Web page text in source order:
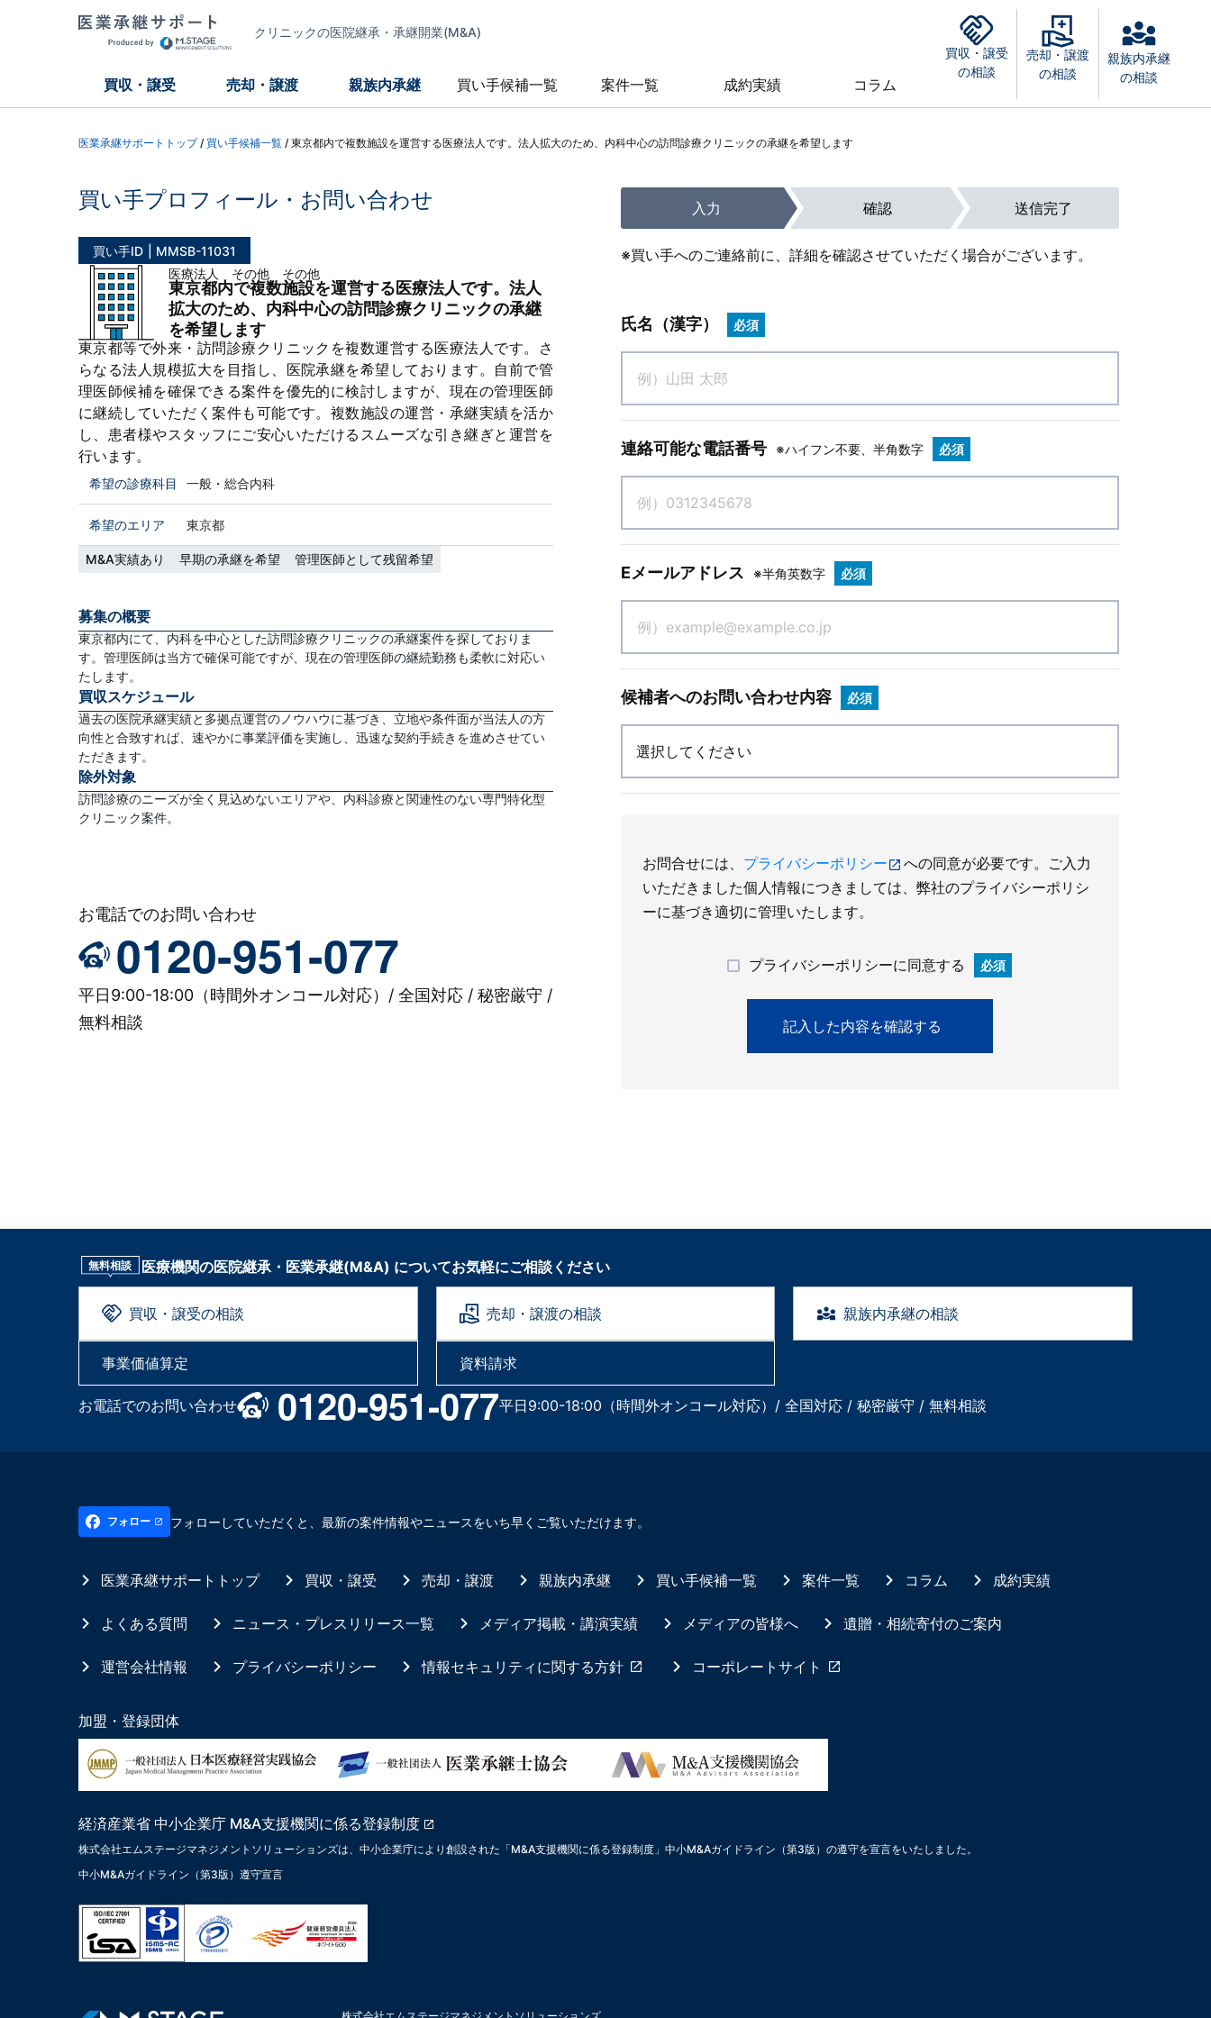
クリニックの医院継承・承継開業(M&A)
買収・譲受 売却・譲渡 親族内承継 買い手候補一覧 案件一覧 成約実績 コラム
買収・譲受
の相談
売却・譲渡
の相談
親族内承継
の相談
医業承継サポートトップ/ 買い手候補一覧 / 東京都内で複数施設を運営する医療法人です。法人拡大のため、内科中心の訪問診療クリニックの承継を希望します
買い手プロフィール・お問い合わせ
買い手ID
MMSB-11031
医療法人 その他 その他
東京都内で複数施設を運営する医療法人です。法人
拡大のため、内科中心の訪問診療クリニックの承継
を希望します
東京都等で外来・訪問診療クリニックを複数運営する医療法人です。さ
らなる法人規模拡大を目指し、医院承継を希望しております。自前で管
理医師候補を確保できる案件を優先的に検討しますが、現在の管理医師
に継続していただく案件も可能です。複数施設の運営・承継実績を活か
し、患者様やスタッフにご安心いただけるスムーズな引き継ぎと運営を
行います。
希望の診療科目 一般・総合内科
希望のエリア 東京都
M&A実績あり 早期の承継を希望 管理医師として残留希望
募集の概要
東京都内にて、内科を中心とした訪問診療クリニックの承継案件を探しておりま
す。管理医師は当方で確保可能ですが、現在の管理医師の継続勤務も柔軟に対応い
たします。
買収スケジュール
過去の医院承継実績と多拠点運営のノウハウに基づき、立地や条件面が当法人の方
向性と合致すれば、速やかに事業評価を実施し、迅速な契約手続きを進めさせてい
ただきます。
除外対象
訪問診療のニーズが全く見込めないエリアや、内科診療と関連性のない専門特化型
クリニック案件。
お電話でのお問い合わせ
0120-951-077
平日9:00-18:00（時間外オンコール対応）/ 全国対応 / 秘密厳守 /
無料相談
入力 確認 送信完了
※買い手へのご連絡前に、詳細を確認させていただく場合がございます。
氏名（漢字） 必須
連絡可能な電話番号 ※ハイフン不要、半角数字 必須
Eメールアドレス ※半角英数字 必須
候補者へのお問い合わせ内容 必須
お問合せには、 プライバシーポリシー
への同意が必要です。ご入力
いただきました個人情報につきましては、弊社のプライバシーポリシ
ーに基づき適切に管理いたします。
プライバシーポリシーに同意する 必須
無料相談 医療機関の医院継承・医業承継(M&A) についてお気軽にご相談ください
買収・譲受の相談 売却・譲渡の相談 親族内承継の相談
事業価値算定 資料請求
お電話でのお問い合わせ 0120-951-077平日9:00-18:00（時間外オンコール対応）/ 全国対応 / 秘密厳守 / 無料相談
フォロー フォローしていただくと、最新の案件情報やニュースをいち早くご覧いただけます。
医業承継サポートトップ 買収・譲受 売却・譲渡 親族内承継 買い手候補一覧 案件一覧 コラム 成約実績
よくある質問 ニュース・プレスリリース一覧 メディア掲載・講演実績 メディアの皆様へ 遺贈・相続寄付のご案内
運営会社情報 プライバシーポリシー 情報セキュリティに関する方針 コーポレートサイト
加盟・登録団体
経済産業省 中小企業庁 M&A支援機関に係る登録制度
株式会社エムステージマネジメントソリューションズは、中小企業庁により創設された「M&A支援機関に係る登録制度」中小M&Aガイドライン（第3版）の遵守を宣言をいたしました。
中小M&Aガイドライン（第3版）遵守宣言